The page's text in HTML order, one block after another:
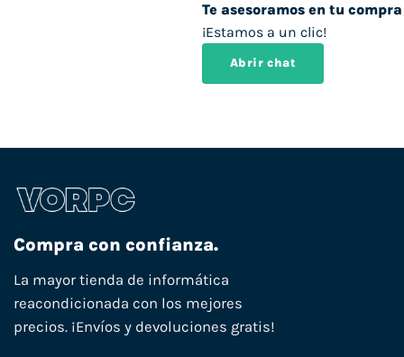
Te asesoramos en tu compra
¡Estamos a un clic!
Abrir chat
Compra con confianza.
La mayor tienda de informática
reacondicionada con los mejores
precios. ¡Envíos y devoluciones gratis!